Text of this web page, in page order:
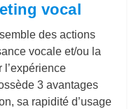
vocal
des actions
vocale et/ou la
l’expérience
3 avantages
sa rapidité d’usage